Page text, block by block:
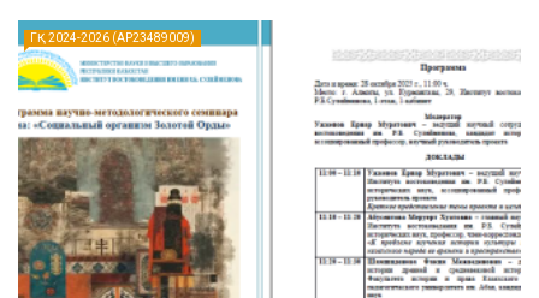
ГҚ 2024-2026 (AP23489009)